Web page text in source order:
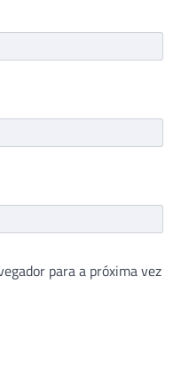
para a próxima vez